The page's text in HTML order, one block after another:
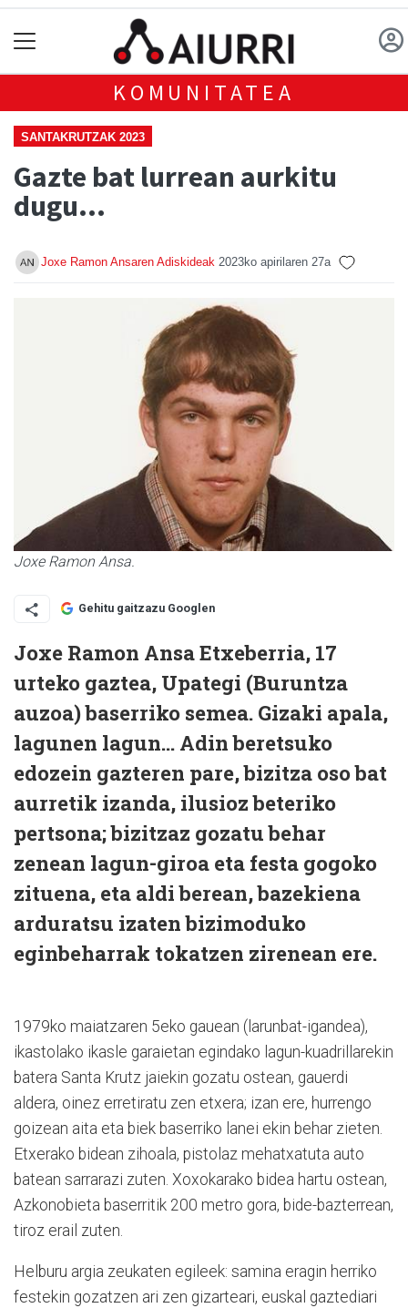
KOMUNITATEA
SANTAKRUTZAK 2023
Gazte bat lurrean aurkitu
dugu…
Joxe Ramon Ansaren Adiskideak 2023ko apirilaren 27a
Joxe Ramon Ansa.
Gehitu gaitzazu Googlen
Joxe Ramon Ansa Etxeberria, 17
urteko gaztea, Upategi (Buruntza
auzoa) baserriko semea. Gizaki apala,
lagunen lagun… Adin beretsuko
edozein gazteren pare, bizitza oso bat
aurretik izanda, ilusioz beteriko
pertsona; bizitzaz gozatu behar
zenean lagun-giroa eta festa gogoko
zituena, eta aldi berean, bazekiena
arduratsu izaten bizimoduko
eginbeharrak tokatzen zirenean ere.
1979ko maiatzaren 5eko gauean (larunbat-igandea),
ikastolako ikasle garaietan egindako lagun-kuadrillarekin
batera Santa Krutz jaiekin gozatu ostean, gauerdi
aldera, oinez erretiratu zen etxera; izan ere, hurrengo
goizean aita eta biek baserriko lanei ekin behar zieten.
Etxerako bidean zihoala, pistolaz mehatxatuta auto
batean sarrarazi zuten. Xoxokarako bidea hartu ostean,
Azkonobieta baserritik 200 metro gora, bide-bazterrean,
tiroz erail zuten.
Helburu argia zeukaten egileek: samina eragin herriko
festekin gozatzen ari zen gizarteari, euskal gaztediari